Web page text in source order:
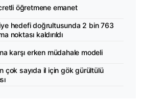
öğretmene emanet
hedefi doğrultusunda 2 bin 763
noktası kaldırıldı
karşı erken müdahale modeli
çok sayıda il için gök gürültülü